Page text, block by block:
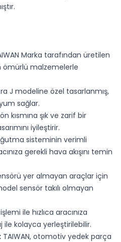
Marka tarafından üretilen
ömürlü malzemelerle
J modeline özel tasarlanmış,
sağlar.
ön kısmına şık ve zarif bir
iyileştirir.
sisteminin verimli
gerekli hava akışını temin
yer almayan araçlar için
sensör takılı olmayan
ile hızlıca aracınıza
ile kolayca yerleştirilebilir.
TAIWAN, otomotiv yedek parça